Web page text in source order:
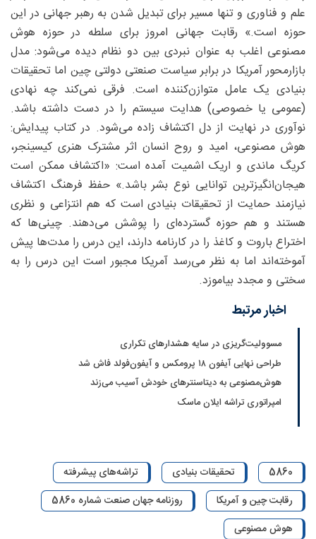
علم و فناوری و تنها مسیر برای تبدیل‌ شدن به رهبر جهانی در این
حوزه است.» رقابت جهانی امروز برای سلطه در حوزه هوش
مصنوعی اغلب به‌ عنوان نبردی بین دو نظام دیده می‌شود: مدل
بازارمحور آمریکا در برابر سیاست صنعتی دولتی چین اما تحقیقات
بنیادی یک عامل متوازن‌کننده است. فرقی نمی‌کند چه نهادی
(عمومی یا خصوصی) هدایت سیستم را در دست داشته باشد.
نوآوری در نهایت از دل اکتشاف زاده می‌شود. در کتاب پیدایش:
هوش مصنوعی، امید و روح انسان اثر مشترک هنری کیسینجر،
کریگ ماندی و اریک اشمیت آمده است: «اکتشاف ممکن است
هیجان‌انگیزترین توانایی نوع بشر باشد.» حفظ فرهنگ اکتشاف
نیازمند حمایت از تحقیقات بنیادی است که هم انتزاعی و نظری
هستند و هم حوزه گسترده‌ای را پوشش می‌دهند. چینی‌ها که
اختراع باروت و کاغذ را در کارنامه دارند، این درس را مدت‌ها پیش
آموخته‌اند اما به نظر می‌رسد آمریکا مجبور است این درس را به‌
سختی و مجدد بیاموزد.
اخبار مرتبط
مسوولیت‌گریزی در سایه هشدارهای تکراری
طراحی نهایی آیفون ۱۸ پرومکس و آیفون‌فولد فاش شد
هوش‌مصنوعی به دیتاسنترهای خودش آسیب می‌زند
امپراتوری تراشه ایلان ماسک
5860 تحقیقات بنیادی
تراشه‌های پیشرفته
رقابت چین و آمریکا
روزنامه جهان صنعت شماره 5860
هوش مصنوعی